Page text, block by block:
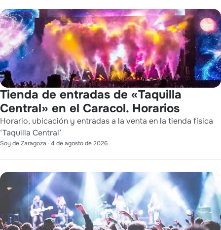
Tienda de entradas de «Taquilla
Central» en el Caracol. Horarios
Horario, ubicación y entradas a la venta en la tienda física
‘Taquilla Central’
Soy de Zaragoza · 4 de agosto de 2026